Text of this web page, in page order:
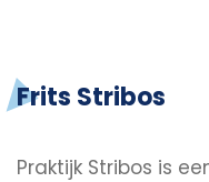
Frits Stribos
Praktijk Stribos is